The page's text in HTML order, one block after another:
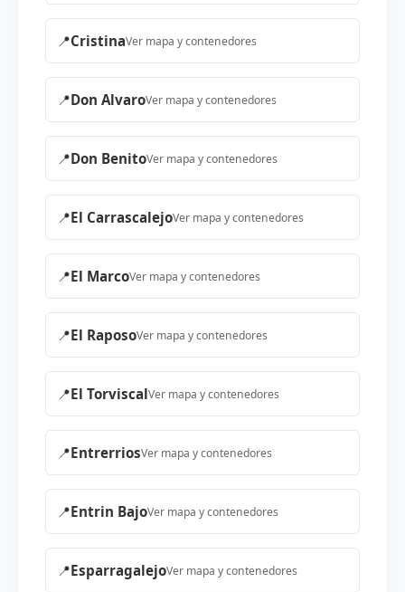
📍CristinaVer mapa y contenedores
📍Don AlvaroVer mapa y contenedores
📍Don BenitoVer mapa y contenedores
📍El CarrascalejoVer mapa y contenedores
📍El MarcoVer mapa y contenedores
📍El RaposoVer mapa y contenedores
📍El TorviscalVer mapa y contenedores
📍EntrerriosVer mapa y contenedores
📍Entrin BajoVer mapa y contenedores
📍EsparragalejoVer mapa y contenedores